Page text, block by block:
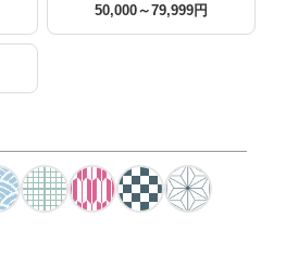
50,000～79,999円